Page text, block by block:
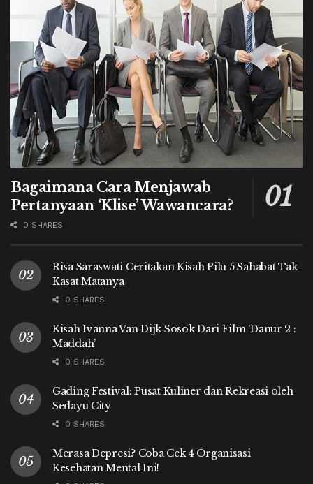
Bagaimana Cara Menjawab
Pertanyaan ‘Klise’ Wawancara?
0 SHARES
Risa Saraswati Ceritakan Kisah Pilu 5 Sahabat Tak
Kasat Matanya
0 SHARES
Kisah Ivanna Van Dijk Sosok Dari Film ‘Danur 2 :
Maddah’
0 SHARES
Gading Festival: Pusat Kuliner dan Rekreasi oleh
Sedayu City
0 SHARES
Merasa Depresi? Coba Cek 4 Organisasi
Kesehatan Mental Ini!